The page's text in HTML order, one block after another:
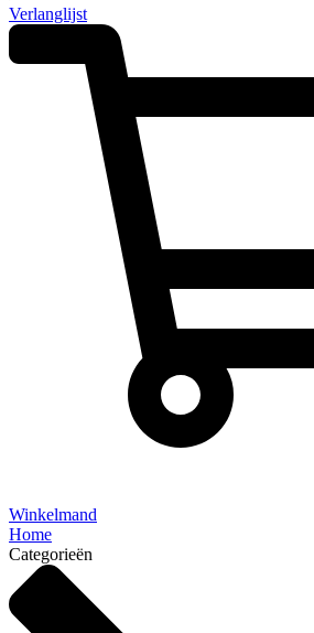
Verlanglijst
Winkelmand
Home
Categorieën